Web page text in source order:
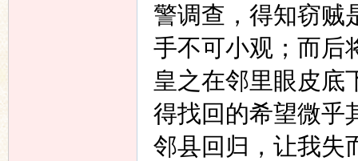
警调查，得知窃贼
手不可小观；而后
皇之在邻里眼皮
得找回的希望微乎
邻县回归，让我失